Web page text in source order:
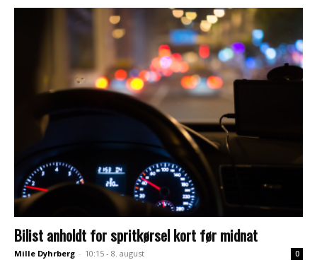
Bilist anholdt for spritkørsel kort før midnat
Mille Dyhrberg - 10:15 - 8. august 0